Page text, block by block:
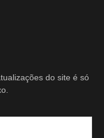
do site é só